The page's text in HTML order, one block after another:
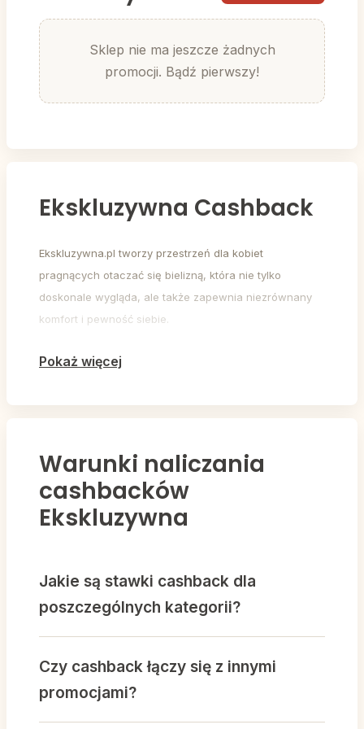
Sklep nie ma jeszcze żadnych
promocji. Bądź pierwszy!
Ekskluzywna Cashback
Ekskluzywna.pl tworzy przestrzeń dla kobiet
pragnących otaczać się bielizną, która nie tylko
doskonale wygląda, ale także zapewnia niezrównany
komfort i pewność siebie.
Pokaż więcej
Warunki naliczania
cashbacków
Ekskluzywna
Jakie są stawki cashback dla
poszczególnych kategorii?
Ekskluzywna.pl tworzy przestrzeń dla kobiet
pragnących otaczać się bielizną, która nie tylko
doskonale wygląda, ale także zapewnia niezrównany
Czy cashback łączy się z innymi
promocjami?